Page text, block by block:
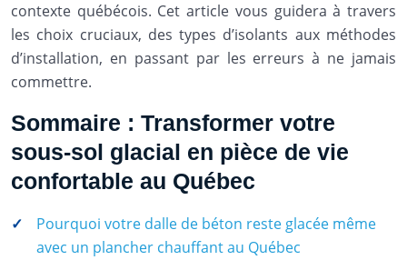
contexte québécois. Cet article vous guidera à travers
les choix cruciaux, des types d’isolants aux méthodes
d’installation, en passant par les erreurs à ne jamais
commettre.
Sommaire : Transformer votre
sous-sol glacial en pièce de vie
confortable au Québec
Pourquoi votre dalle de béton reste glacée même
avec un plancher chauffant au Québec